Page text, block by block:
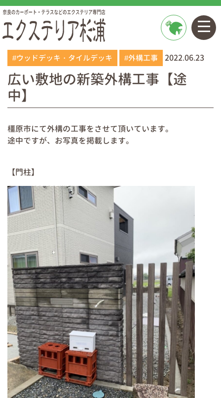
合わせ
#ウッドデッキ・タイルデッキ #外構工事 2022.06.23
広い敷地の新築外構工事【途
中】
橿原市にて外構の工事をさせて頂いています。
途中ですが、お写真を掲載します。
【門柱】